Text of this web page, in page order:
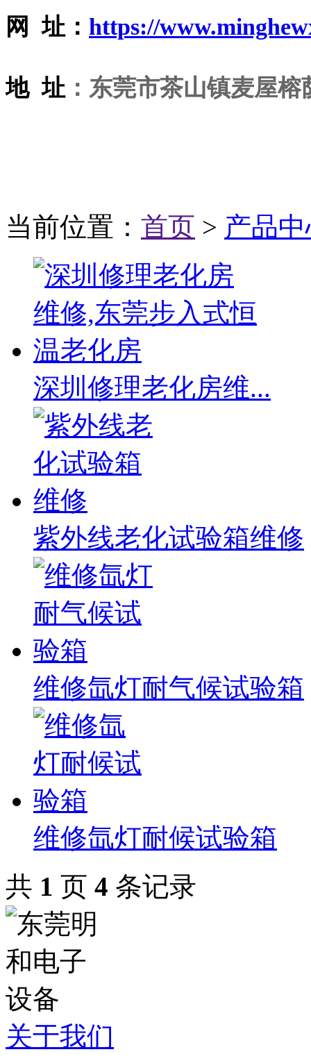
网 址： https://
地 址 ：东莞市茶山镇麦屋榕
当前位置： 首页 > 产品
深圳修理老化房维...
紫外线老化试验箱维修
维修氙灯耐气候试验箱
维修氙灯耐候试验箱
共 1 页 4 条记录
关于我们